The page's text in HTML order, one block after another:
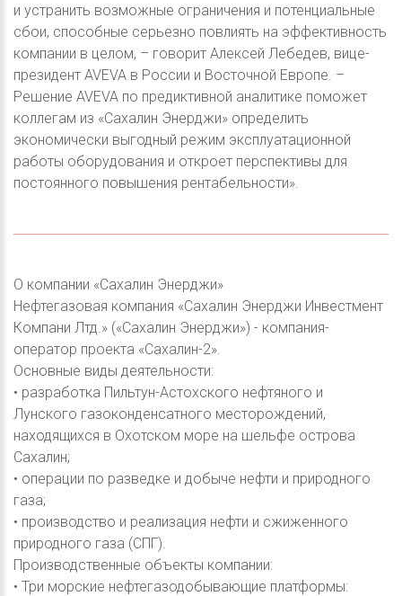
и устранить возможные ограничения и потенциальные
сбои, способные серьезно повлиять на эффективность
компании в целом, – говорит Алексей Лебедев, вице-
президент AVEVA в России и Восточной Европе. –
Решение AVEVA по предиктивной аналитике поможет
коллегам из «Сахалин Энерджи» определить
экономически выгодный режим эксплуатационной
работы оборудования и откроет перспективы для
постоянного повышения рентабельности».
О компании «Сахалин Энерджи»
Нефтегазовая компания «Сахалин Энерджи Инвестмент
Компани Лтд.» («Сахалин Энерджи») - компания-
оператор проекта «Сахалин-2».
Основные виды деятельности:
• разработка Пильтун-Астохского нефтяного и
Лунского газоконденсатного месторождений,
находящихся в Охотском море на шельфе острова
Сахалин;
• операции по разведке и добыче нефти и природного
газа;
• производство и реализация нефти и сжиженного
природного газа (СПГ).
Производственные объекты компании:
• Три морские нефтегазодобывающие платформы: